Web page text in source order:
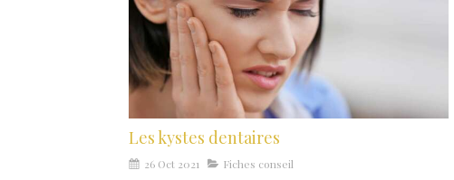
Les kystes dentaires
26 Oct 2021 Fiches conseil